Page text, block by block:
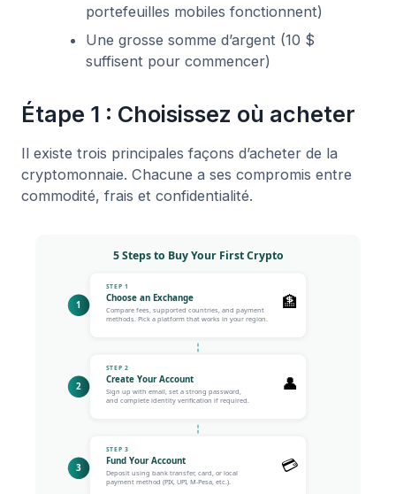
portefeuilles mobiles fonctionnent)
Une grosse somme d’argent (10 $
suffisent pour commencer)
Étape 1 : Choisissez où acheter
Il existe trois principales façons d’acheter de la
cryptomonnaie. Chacune a ses compromis entre
commodité, frais et confidentialité.